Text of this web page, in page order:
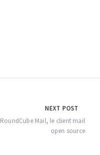
NEXT POST
RoundCube Mail, le client mail
open source